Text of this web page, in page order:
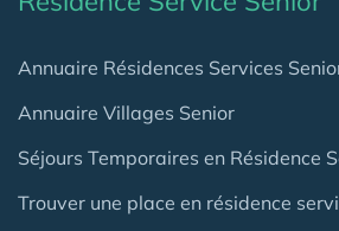
Annuaire Résidences Services
Annuaire Villages Senior
Séjours Temporaires en Résidence
Trouver une place en résidence